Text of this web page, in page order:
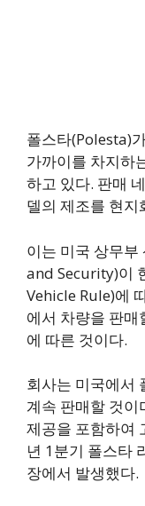
폴스타(Polesta)
가까이를 차지하
하고 있다. 판매
델의 제조를 현지
이는 미국 상무
and Security)이
Vehicle Rule)에
에서 차량을 판매
에 따른 것이다.
회사는 미국에서
계속 판매할 것이
제공을 포함하여
년 1분기 폴스타
장에서 발생했다.